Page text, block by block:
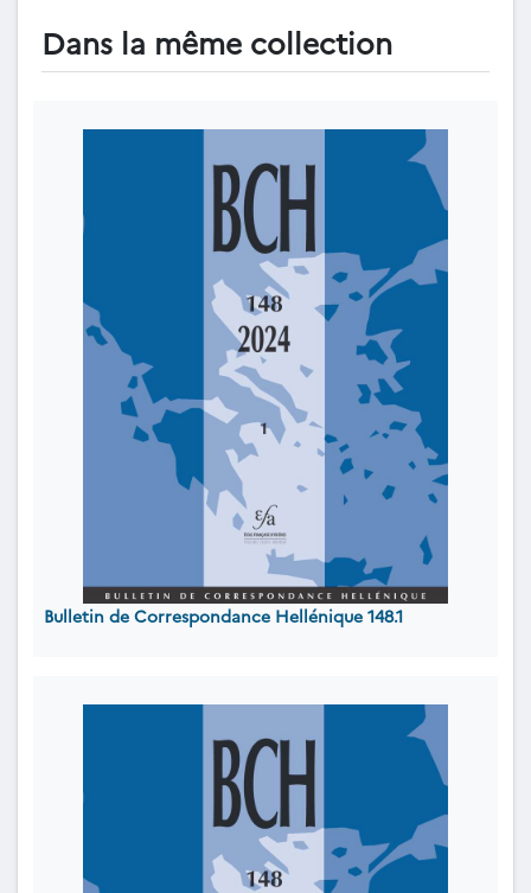
Dans la même collection
Bulletin de Correspondance Hellénique 148.1